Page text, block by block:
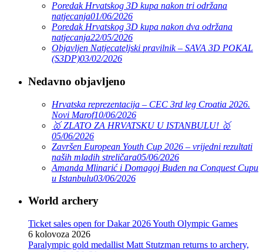
Poredak Hrvatskog 3D kupa nakon tri održana
natjecanja01/06/2026
Poredak Hrvatskog 3D kupa nakon dva održana
natjecanja22/05/2026
Objavljen Natjecateljski pravilnik – SAVA 3D POKAL
(S3DP)03/02/2026
Nedavno objavljeno
Hrvatska reprezentacija – CEC 3rd leg Croatia 2026.
Novi Marof10/06/2026
🥇 ZLATO ZA HRVATSKU U ISTANBULU! 🥇
05/06/2026
Završen European Youth Cup 2026 – vrijedni rezultati
naših mladih streličara05/06/2026
Amanda Mlinarić i Domagoj Buden na Conquest Cupu
u Istanbulu03/06/2026
World archery
Ticket sales open for Dakar 2026 Youth Olympic Games
6 kolovoza 2026
Paralympic gold medallist Matt Stutzman returns to archery,